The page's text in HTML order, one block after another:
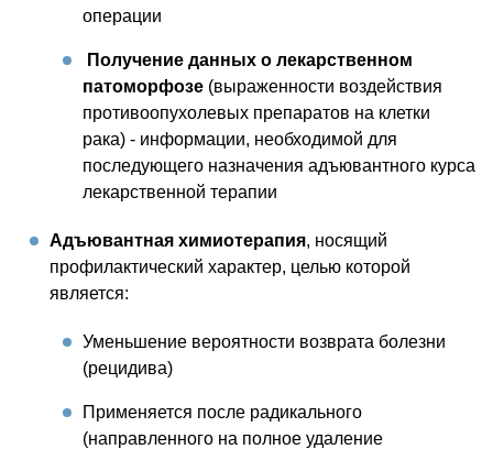
операции
Получение данных о лекарственном
патоморфозе (выраженности воздействия
противоопухолевых препаратов на клетки
рака) - информации, необходимой для
последующего назначения адъювантного курса
лекарственной терапии
Адъювантная химиотерапия, носящий
профилактический характер, целью которой
является:
Уменьшение вероятности возврата болезни
(рецидива)
Применяется после радикального
(направленного на полное удаление